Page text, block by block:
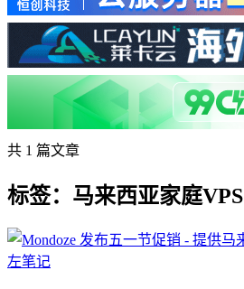
共 1 篇文章
标签：马来西亚家庭VPS